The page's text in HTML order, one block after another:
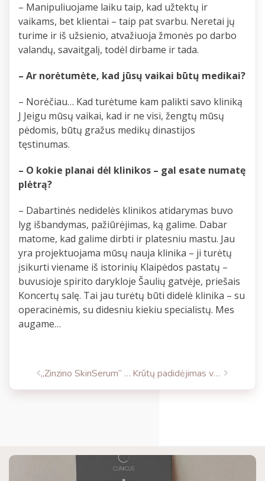
– Manipuliuojame laiku taip, kad užtektų ir
vaikams, bet klientai – taip pat svarbu. Neretai jų
turime ir iš užsienio, atvažiuoja žmonės po darbo
valandų, savaitgalį, todėl dirbame ir tada.
– Ar norėtumėte, kad jūsų vaikai būtų medikai?
– Norėčiau… Kad turėtume kam palikti savo kliniką
J Jeigu mūsų vaikai, kad ir ne visi, žengtų mūsų
pėdomis, būtų gražus medikų dinastijos
tęstinumas.
– O kokie planai dėl klinikos – gal esate numatę
plėtrą?
– Dabartinės nedidelės klinikos atidarymas buvo
lyg išbandymas, pažiūrėjimas, ką galime. Dabar
matome, kad galime dirbti ir platesniu mastu. Jau
yra projektuojama mūsų nauja klinika – ji turėtų
įsikurti viename iš istorinių Klaipėdos pastatų –
buvusioje spirito darykloje Šaulių gatvėje, priešais
Koncertų salę. Tai jau turėtų būti didelė klinika – su
operacinėmis, su didesniu kiekiu specialistų. Mes
augame…
„Zinzino SkinSerum“ – tai 24 val. veikiantis jauninančios formulės serumas veidui ir kaklui. Krūtų padidėjimas vyrams tampa didele psichologine problema